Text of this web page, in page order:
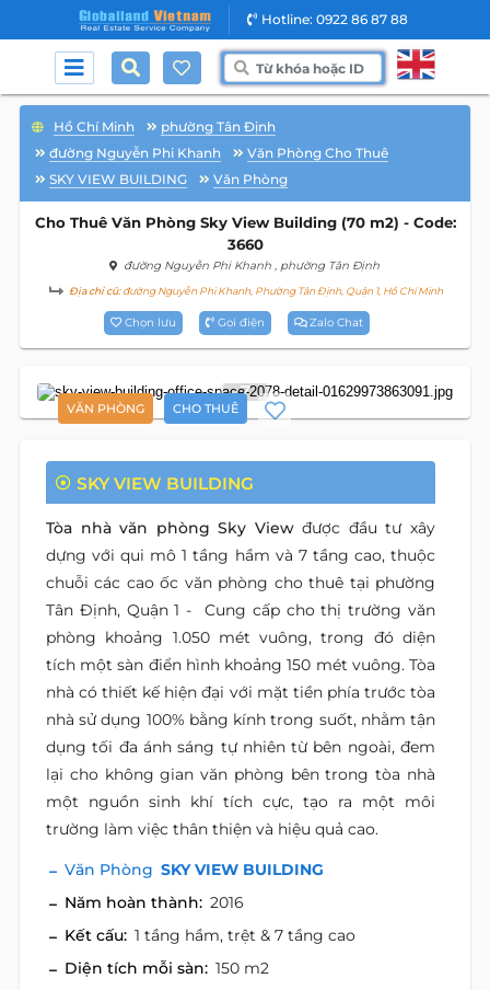
Hotline: 0922 86 87 88
Hồ Chí Minh
phường Tân Định
đường Nguyễn Phi Khanh
Văn Phòng Cho Thuê
SKY VIEW BUILDING
Văn Phòng
Cho Thuê Văn Phòng Sky View Building (70 m2) - Code:
3660
đường Nguyễn Phi Khanh , phường Tân Định
Địa chỉ cũ:đường Nguyễn Phi Khanh, Phường Tân Định, Quận 1, Hồ Chí Minh
Chọn lưu Gọi điện Zalo Chat
VĂN PHÒNG CHO THUÊ
7
SKY VIEW BUILDING
Tòa nhà văn phòng Sky Viewđược đầu tư xây
dựng với qui mô 1 tầng hầm và 7 tầng cao, thuộc
chuỗi các cao ốc văn phòng cho thuê tại phường
Tân Định, Quận 1 - Cung cấp cho thị trường văn
phòng khoảng 1.050 mét vuông, trong đó diện
tích một sàn điển hình khoảng 150 mét vuông. Tòa
nhà có thiết kế hiện đại với mặt tiền phía trước tòa
nhà sử dụng 100% bằng kính trong suốt, nhằm tận
dụng tối đa ánh sáng tự nhiên từ bên ngoài, đem
lại cho không gian văn phòng bên trong tòa nhà
một nguồn sinh khí tích cực, tạo ra một môi
trường làm việc thân thiện và hiệu quả cao.
Văn Phòng SKY VIEW BUILDING
Năm hoàn thành: 2016
Kết cấu: 1 tầng hầm, trệt & 7 tầng cao
Diện tích mỗi sàn: 150 m2